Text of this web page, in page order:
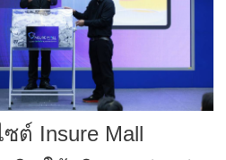
Insure Mall